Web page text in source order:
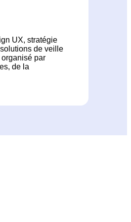
UX, stratégie
de veille
par
de la